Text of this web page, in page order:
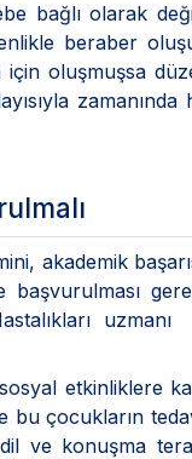
bağlı olarak
beraber
oluşmuşsa
zamanında
akademik
başvurulması
uzmanı
etkinliklere
bu çocukların
ve konuşma